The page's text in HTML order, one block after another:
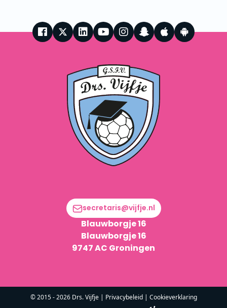
secretaris@vijfje.nl
Blauwborgje 16
Blauwborgje 16
9747 AC Groningen
© 2015 - 2026 Drs. Vijfje | Privacybeleid| Cookieverklaring